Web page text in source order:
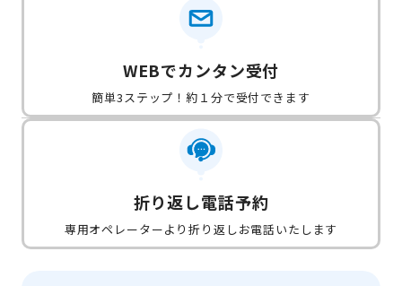
WEBでカンタン受付
簡単3ステップ！約１分で受付できます
折り返し電話予約
専用オペレーターより折り返しお電話いたします